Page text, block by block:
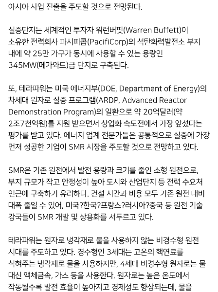
아시아 사업 진출을 주도할 것으로 전망된다.
실증단지는 세계적인 투자자 워런버핏(Warren Buffett)이
소유한 전력회사 파시피콥(PacifiCorp)의 석탄화력발전소 부지
내에 약 25만 가구가 동시에 사용할 수 있는 용량인
345MW(메가와트)급 단지로 구축된다.
또, 테라파워는 미국 에너지부(DOE, Department of Energy)의
차세대 원자로 실증 프로그램(ARDP, Advanced Reactor
Demonstration Program)의 일환으로 약 20억달러(약
2조7천억원)를 지원 받으면서 상업화 속도전에서 가장 앞섰다는
평가를 받고 있다. 에너지 업계 전문가들은 공통적으로 실증에 가장
먼저 성공한 기업이 SMR 시장을 주도할 것으로 전망하고 있다.
SMR은 기존 원전에서 발전 용량과 크기를 줄인 소형 원전으로,
부지 규모가 작고 안정성이 높아 도시와 산업단지 등 전력 수요처
인근에 구축하기 유리하다. 건설 시간과 비용 모두 기존 원전 대비
대폭 줄일 수 있어, 미국?한국?프랑스?러시아?중국 등 원전 기술
강국들이 SMR 개발 및 상용화를 서두르고 있다.
테라파워는 원자로 냉각재로 물을 사용하지 않는 비경수형 원전
시대를 주도하고 있다. 경수형인 3세대는 고온의 핵연료를
식혀주는 냉각재로 물을 사용하지만, 4세대 비경수형 원자로는 물
대신 액체금속, 가스 등을 사용한다. 원자로는 높은 온도에서
작동될수록 발전 효율이 높아지고 경제성도 향상되는데, 물을